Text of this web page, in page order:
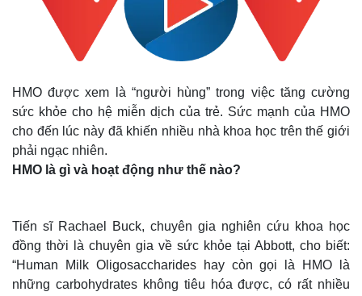
HMO được xem là “người hùng” trong việc tăng cường
sức khỏe cho hệ miễn dịch của trẻ. Sức mạnh của HMO
cho đến lúc này đã khiến nhiều nhà khoa học trên thế giới
phải ngạc nhiên.
HMO là gì và hoạt động như thế nào?
Tiến sĩ Rachael Buck, chuyên gia nghiên cứu khoa học
đồng thời là chuyên gia về sức khỏe tại Abbott, cho biết:
“Human Milk Oligosaccharides hay còn gọi là HMO là
những carbohydrates không tiêu hóa được, có rất nhiều